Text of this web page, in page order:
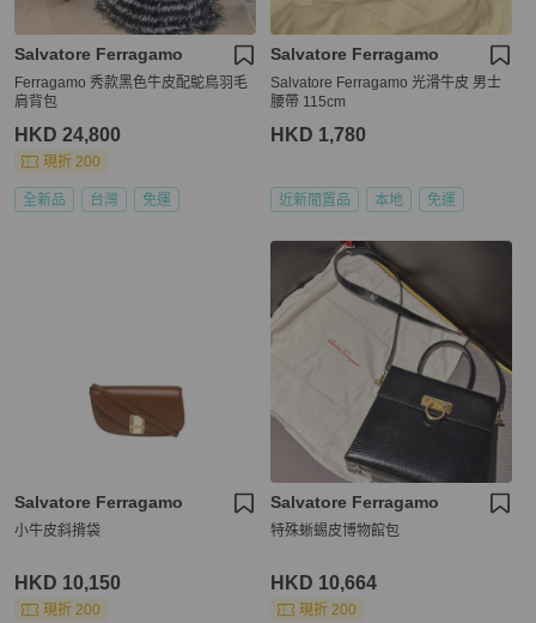
Salvatore Ferragamo
Ferragamo 秀款黑色牛皮配鴕鳥羽毛
肩背包
HKD 24,800
現折 200
全新品 台灣 免運
Salvatore Ferragamo
Salvatore Ferragamo 光滑牛皮 男士
腰帶 115cm
HKD 1,780
近新閒置品 本地 免運
Salvatore Ferragamo
小牛皮斜揹袋
HKD 10,150
現折 200
Salvatore Ferragamo
特殊蜥蜴皮博物館包
HKD 10,664
現折 200